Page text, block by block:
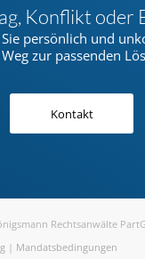
Konflikt oder
persönlich und
zur passenden
Kontakt
Rechtsanwälte
| Mandatsbedingungen